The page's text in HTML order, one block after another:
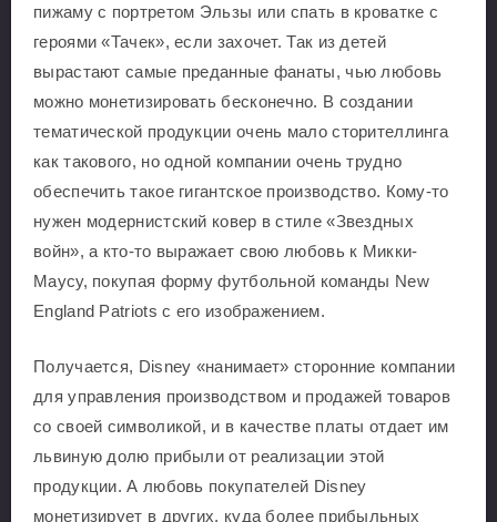
пижаму с портретом Эльзы или спать в кроватке с
героями «Тачек», если захочет. Так из детей
вырастают самые преданные фанаты, чью любовь
можно монетизировать бесконечно. В создании
тематической продукции очень мало сторителлинга
как такового, но одной компании очень трудно
обеспечить такое гигантское производство. Кому-то
нужен модернистский ковер в стиле «Звездных
войн», а кто-то выражает свою любовь к Микки-
Маусу, покупая форму футбольной команды New
England Patriots с его изображением.
Получается, Disney «нанимает» сторонние компании
для управления производством и продажей товаров
со своей символикой, и в качестве платы отдает им
львиную долю прибыли от реализации этой
продукции. А любовь покупателей Disney
монетизирует в других, куда более прибыльных